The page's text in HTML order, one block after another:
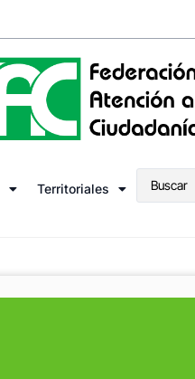
Territoriales